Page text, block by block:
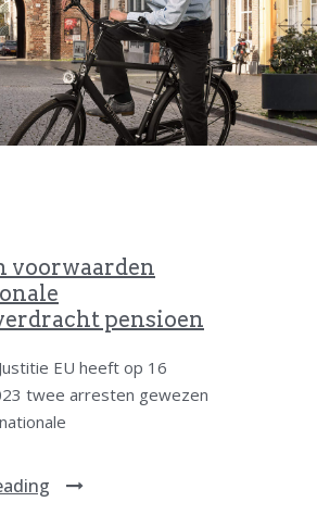
voorwaarden
pensioen
EU heeft op 16
twee arresten gewezen